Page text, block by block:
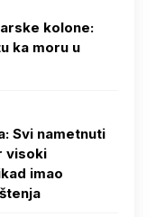
kolone:
ka moru u
Svi nametnuti
visoki
imao